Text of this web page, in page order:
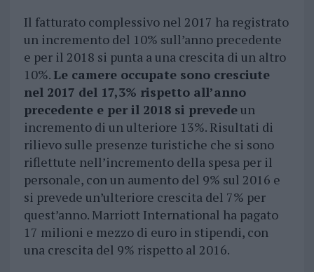
Il fatturato complessivo nel 2017 ha registrato
un incremento del 10% sull’anno precedente
e per il 2018 si punta a una crescita di un altro
10%.Le camere occupate sono cresciute
nel 2017 del 17,3% rispetto all’anno
precedente e per il 2018 si prevedeun
incremento di un ulteriore 13%. Risultati di
rilievo sulle presenze turistiche che si sono
riflettute nell’incremento della spesa per il
personale, con un aumento del 9% sul 2016 e
si prevede un’ulteriore crescita del 7% per
quest’anno. Marriott International ha pagato
17 milioni e mezzo di euro in stipendi, con
una crescita del 9% rispetto al 2016.